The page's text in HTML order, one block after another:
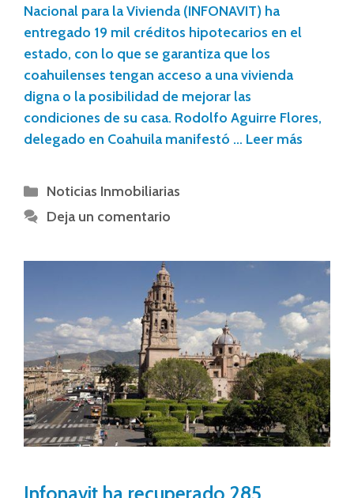
Nacional para la Vivienda (INFONAVIT) ha
entregado 19 mil créditos hipotecarios en el
estado, con lo que se garantiza que los
coahuilenses tengan acceso a una vivienda
digna o la posibilidad de mejorar las
condiciones de su casa. Rodolfo Aguirre Flores,
delegado en Coahuila manifestó … Leer más
Noticias Inmobiliarias
Deja un comentario
Infonavit ha recuperado 285